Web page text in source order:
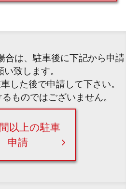
合は、駐車後に下記から申請
い致します。
した後で申請して下さい。
ものではございません。
以上の駐車
申請